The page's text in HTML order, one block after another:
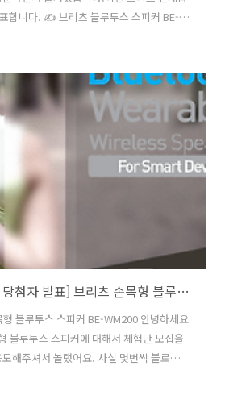
합니다. ✍ 브리츠 블루투스 스피커 BE-
와 TF, Aux 다양한 인터페이스 지원2. 편
강진*(9732)권태*(8306)권태*(0522)김
조혜*(5260)정지*(3126)이미*
박주*(2577)이기*(-234)이명*(2693) 그
김다*(0629)김동*(8192)김서*(08..
[블로그팔로우 이벤트 당첨자 발표] 브리츠 손목형 블루투스 스피커 BE-WM200
블루투스 스피커 BE-WM200 안녕하세요
블루투스 스피커에 대해서 체험단 모집을
해주셔서 놀랬어요. 사실 몇번씩 블로그를
해져 있어서 당첨자를 정하는 저도 힘들